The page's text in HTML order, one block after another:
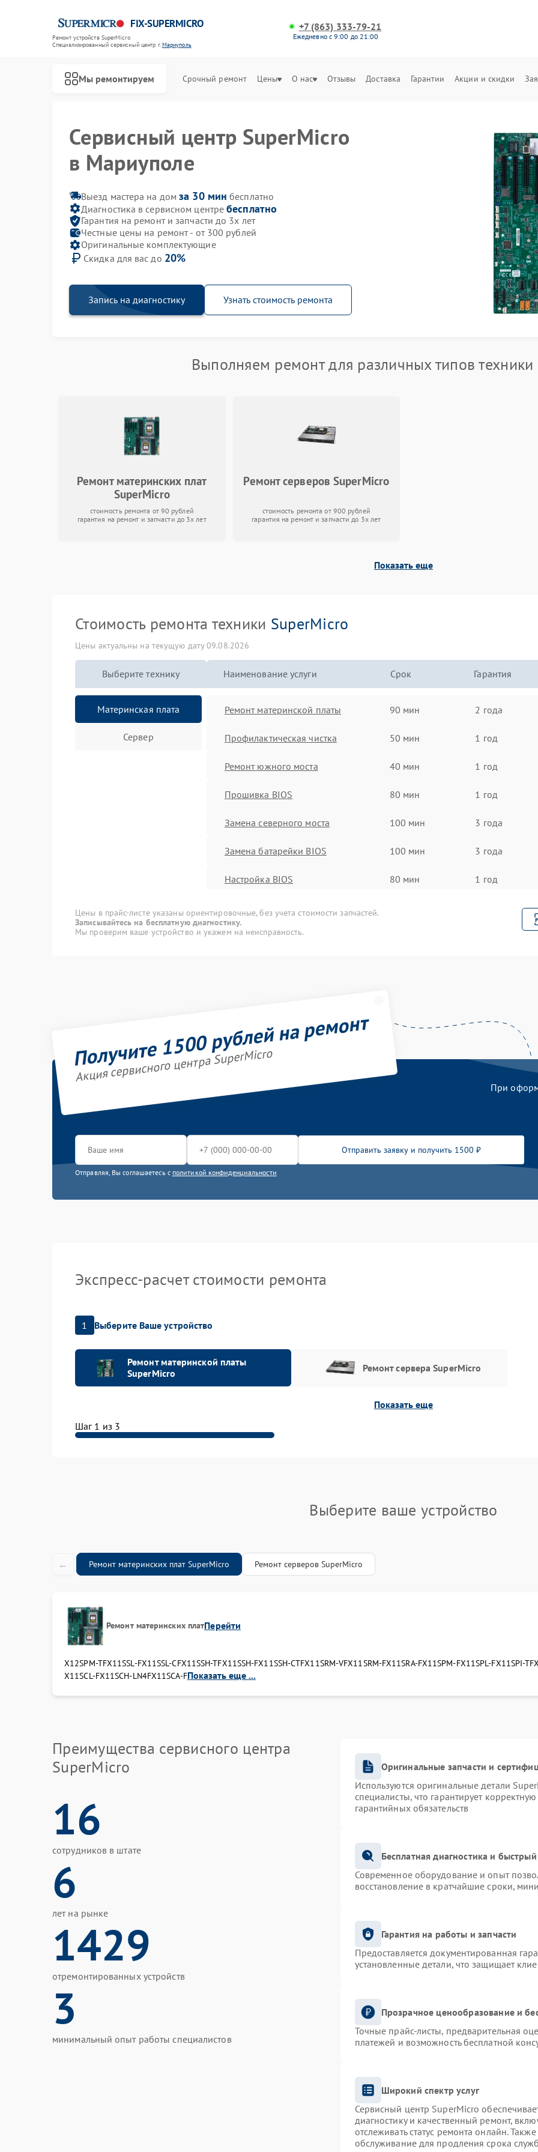
FIX-SUPERMICRO
Ремонт устройств SuperMicro
Специализированный cервисный центр г.Мариуполь
+7 (863) 333-79-21
Ежедневно с 9:00 до 21:00
Мы ремонтируем Срочный ремонт Цены О нас Отзывы Доставка Гарантии Акции и скидки
Сервисный центр SuperMicro
в Мариуполе
Выезд мастера на домза 30 мин бесплатно
Диагностика в сервисном центребесплатно
Гарантия на ремонт и запчасти до 3х лет
Честные цены на ремонт - от 300 рублей
Оригинальные комплектующие
Скидка для вас до 20%
Запись на диагностику Узнать стоимость ремонта
Выполняем ремонт для различных типов
Ремонт материнских плат
SuperMicro
стоимость ремонта от 90 рублей
гарантия на ремонт и запчасти до 3х лет
Ремонт серверов SuperMicro
стоимость ремонта от 900 рублей
гарантия на ремонт и запчасти до 3х лет
Показать еще
Стоимость ремонта техники SuperMicro
Цены актуальны на текущую дату 09.08.2026
Выберите технику
Материнская плата
Сервер
Наименование услуги Срок Гарантия
Ремонт материнской платы 90 мин 2 года
Профилактическая чистка 50 мин 1 год
Ремонт южного моста 40 мин 1 год
Прошивка BIOS 80 мин 1 год
Замена северного моста 100 мин 3 года
Замена батарейки BIOS 100 мин 3 года
Настройка BIOS 80 мин 1 год
Цены в прайс-листе указаны ориентировочные, без учета стоимости запчастей.
Записывайтесь на бесплатную диагностику.
Мы проверим ваше устройство и укажем на неисправность.
Получите 1500 рублей на ремонт
Акция сервисного центра SuperMicro
При
Отправить заявку и получить 1500 ₽
Отправляя, Вы соглашаетесь с политикой конфиденциальности
Экспресс-расчет стоимости ремонта
1 Выберите Ваше устройство
Ремонт материнской платы
SuperMicro
Ремонт сервера SuperMicro
Показать еще
Шаг 1 из 3
Выберите ваше устройство
← Ремонт материнских плат SuperMicro Ремонт серверов SuperMicro
Ремонт материнских платПерейти
X12SPM-TFX11SSL-FX11SSL-CFX11SSH-TFX11SSH-FX11SSH-CTFX11SRM-VFX11SRM-FX11SRA-FX11SPM-FX11SPL-FX11SPI-TF
X11SCL-FX11SCH-LN4FX11SCA-FПоказать еще ...
Преимущества сервисного центра
SuperMicro
16
сотрудников в штате
6
лет на рынке
1429
отремонтированных устройств
3
минимальный опыт работы специалистов
Оригинальные запчасти и
Используются оригинальные детали
специалисты, что гарантирует
гарантийных обязательств
Бесплатная диагностика и
Современное оборудование и опыт
восстановление в кратчайшие сроки,
Гарантия на работы и запчасти
Предоставляется документированная
установленные детали, что защищает
Прозрачное ценообразование и
Точные прайс-листы, предварительная
платежей и возможность бесплатной
Широкий спектр услуг
Сервисный центр SuperMicro
диагностику и качественный ремонт,
отслеживать статус ремонта онлайн.
обслуживание для продления срока